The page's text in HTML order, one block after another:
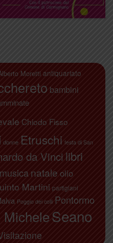
Moretti antiquariato
bambini
Chiodo Fisso
donne Etruschi festa di San
da Vinci libri
musica natale olio
Martini partigiani
Poggio dei colli Pontormo
MicheleSeano